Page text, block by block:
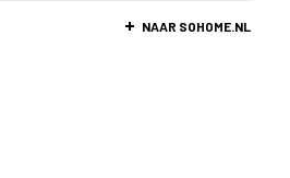
NAAR SOHOME.NL